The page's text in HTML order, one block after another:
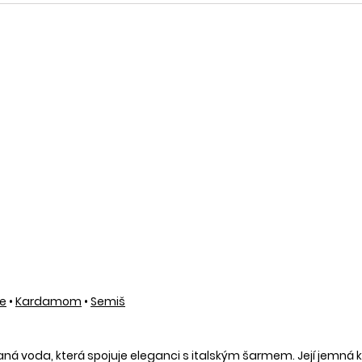
• Kardamom • Semiš
voda, která spojuje eleganci s italským šarmem. Její jemná